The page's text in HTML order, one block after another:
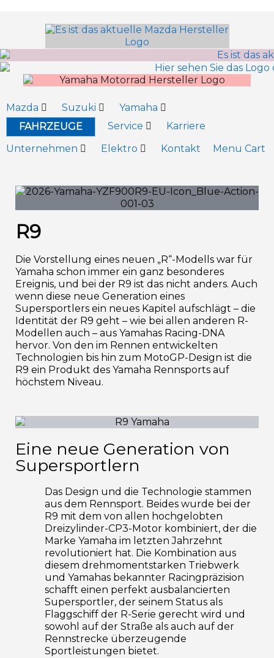
Mazda Suzuki
Yamaha
FAHRZEUGE
Service
Karriere
Unternehmen
Elektro Kontakt Menu Cart
R9
Die Vorstellung eines neuen „R“-Modells war für
Yamaha schon immer ein ganz besonderes
Ereignis, und bei der R9 ist das nicht anders. Auch
wenn diese neue Generation eines
Supersportlers ein neues Kapitel aufschlägt – die
Identität der R9 geht – wie bei allen anderen R-
Modellen auch – aus Yamahas Racing-DNA
hervor. Von den im Rennen entwickelten
Technologien bis hin zum MotoGP-Design ist die
R9 ein Produkt des Yamaha Rennsports auf
höchstem Niveau.
Eine neue Generation von
Supersportlern
Das Design und die Technologie stammen
aus dem Rennsport. Beides wurde bei der
R9 mit dem von allen hochgelobten
Dreizylinder-CP3-Motor kombiniert, der die
Marke Yamaha im letzten Jahrzehnt
revolutioniert hat. Die Kombination aus
diesem drehmomentstarken Triebwerk
und Yamahas bekannter Racingpräzision
schafft einen perfekt ausbalancierten
Supersportler, der seinem Status als
Flaggschiff der R-Serie gerecht wird und
sowohl auf der Straße als auch auf der
Rennstrecke überzeugende
Sportleistungen bietet.